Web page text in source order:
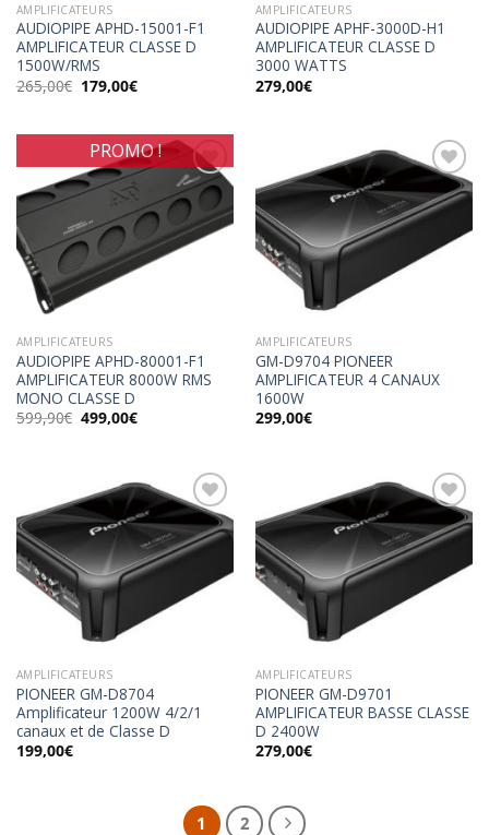
AMPLIFICATEURS
AUDIOPIPE APHD-15001-F1
AMPLIFICATEUR CLASSE D
1500W/RMS
265,00€ Le
prix
265,00€.
179,00€Le
prix
179,00€.
AMPLIFICATEURS
AUDIOPIPE APHF-3000D-H1
AMPLIFICATEUR CLASSE D
3000 WATTS
279,00€
PROMO !
Ajouter
à la
AMPLIFICATEURS
AUDIOPIPE APHD-80001-F1
AMPLIFICATEUR 8000W RMS
MONO CLASSE D
599,90€ Le
499,00€Le
à la
wishlist
AMPLIFICATEURS
GM-D9704 PIONEER
AMPLIFICATEUR 4 CANAUX
1600W
299,00€
Ajouter
wishlist
AMPLIFICATEURS
PIONEER GM-D8704
Amplificateur 1200W 4/2/1
canaux et de Classe D
199,00€
à la
wishlist
AMPLIFICATEURS
PIONEER GM-D9701
AMPLIFICATEUR BASSE CLASSE
D 2400W
279,00€
1 2